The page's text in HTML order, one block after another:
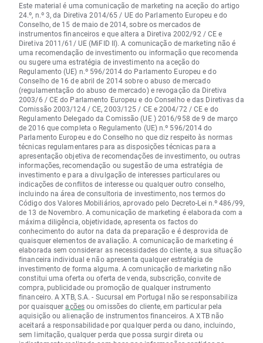
Este material é uma comunicação de marketing na aceção do artigo
24.º, n.º 3, da Diretiva 2014/65 / UE do Parlamento Europeu e do
Conselho, de 15 de maio de 2014, sobre os mercados de
instrumentos financeiros e que altera a Diretiva 2002/92 / CE e
Diretiva 2011/61/ UE (MiFID II). A comunicação de marketing não é
uma recomendação de investimento ou informação que recomenda
ou sugere uma estratégia de investimento na aceção do
Regulamento (UE) n.º 596/2014 do Parlamento Europeu e do
Conselho de 16 de abril de 2014 sobre o abuso de mercado
(regulamentação do abuso de mercado) e revogação da Diretiva
2003/6 / CE do Parlamento Europeu e do Conselho e das Diretivas da
Comissão 2003/124 / CE, 2003/125 / CE e 2004/72 / CE e do
Regulamento Delegado da Comissão (UE ) 2016/958 de 9 de março
de 2016 que completa o Regulamento (UE) n.º 596/2014 do
Parlamento Europeu e do Conselho no que diz respeito às normas
técnicas regulamentares para as disposições técnicas para a
apresentação objetiva de recomendações de investimento, ou outras
informações, recomendação ou sugestão de uma estratégia de
investimento e para a divulgação de interesses particulares ou
indicações de conflitos de interesse ou qualquer outro conselho,
incluindo na área de consultoria de investimento, nos termos do
Código dos Valores Mobiliários, aprovado pelo Decreto-Lei n.º 486/99,
de 13 de Novembro. A comunicação de marketing é elaborada com a
máxima diligência, objetividade, apresenta os factos do
conhecimento do autor na data da preparação e é desprovida de
quaisquer elementos de avaliação. A comunicação de marketing é
elaborada sem considerar as necessidades do cliente, a sua situação
financeira individual e não apresenta qualquer estratégia de
investimento de forma alguma. A comunicação de marketing não
constitui uma oferta ou oferta de venda, subscrição, convite de
compra, publicidade ou promoção de qualquer instrumento
financeiro. A XTB, S.A. - Sucursal em Portugal não se responsabiliza
por quaisqueraçõesou omissões do cliente, em particular pela
aquisição ou alienação de instrumentos financeiros. A XTB não
aceitará a responsabilidade por qualquer perda ou dano, incluindo,
sem limitação, qualquer perda que possa surgir direta ou